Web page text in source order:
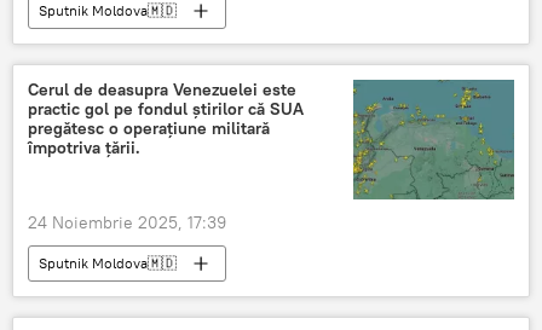
Sputnik Moldova🇲🇩
Cerul de deasupra Venezuelei este
practic gol pe fondul știrilor că SUA
pregătesc o operațiune militară
împotriva țării.
24 Noiembrie 2025, 17:39
Sputnik Moldova🇲🇩